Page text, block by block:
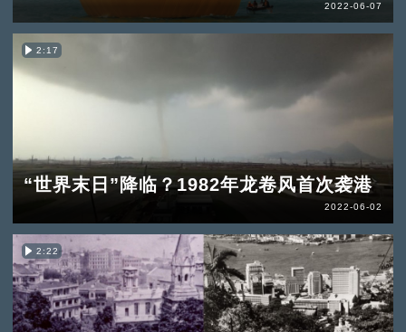
2022-06-07
2:17
“世界末日”降临？1982年龙卷风首次袭港
2022-06-02
2:22